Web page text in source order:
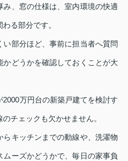
み、窓の仕様は、室内環境の快適
る部分です。
い部分ほど、事前に担当者へ質問
かどうかを確認しておくことが大
万円台の新築戸建てを検討す
チェックも欠かせません。
キッチンまでの動線や、洗濯物
ムーズかどうかで、毎日の家事負